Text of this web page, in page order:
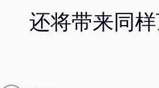
还将带来同